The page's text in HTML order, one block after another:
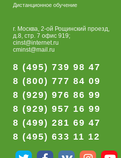
Дистанционное обучение
г. Москва, 2-ой Рощинский проезд,
д.8, стр. 7 офис 919;
cinst@internet.ru
cminst@mail.ru
8 (495) 739 98 47
8 (800) 777 84 09
8 (929) 976 86 99
8 (929) 957 16 99
8 (499) 281 69 47
8 (495) 633 11 12